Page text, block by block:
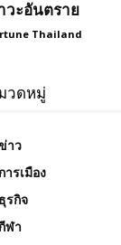
วะอันตราย
Thailand
วดหมู่
าว
ารเมือง
ธุรกิจ
ฬา